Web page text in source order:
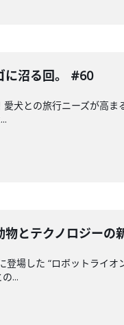
に沼る回。 #60
犬との旅行ニーズが高
とテクノロジーの
場した “ロボットライ
...